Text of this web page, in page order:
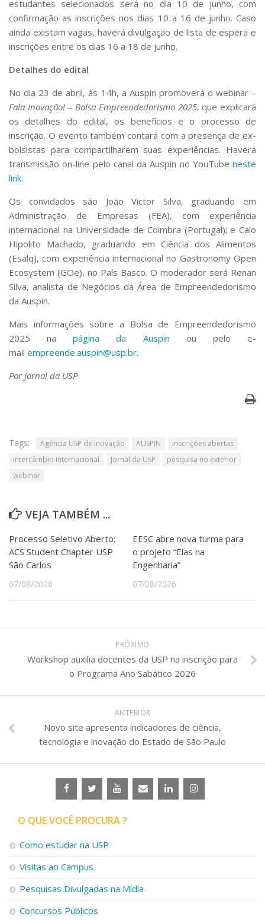
estudantes selecionados será no dia 10 de junho, com
confirmação as inscrições nos dias 10 a 16 de junho. Caso
ainda existam vagas, haverá divulgação de lista de espera e
inscrições entre os dias 16 a 18 de junho.
Detalhes do edital
No dia 23 de abril, às 14h, a Auspin promoverá o webinar –
Fala Inovação!– Bolsa Empreendedorismo 2025, que explicará
os detalhes do edital, os benefícios e o processo de
inscrição. O evento também contará com a presença de ex-
bolsistas para compartilharem suas experiências. Haverá
transmissão on-line pelo canal da Auspin no YouTube neste
link.
Os convidados são João Victor Silva, graduando em
Administração de Empresas (FEA), com experiência
internacional na Universidade de Coimbra (Portugal); e Caio
Hipolito Machado, graduando em Ciência dos Alimentos
(Esalq), com experiência internacional no Gastronomy Open
Ecosystem (GOe), no País Basco. O moderador será Renan
Silva, analista de Negócios da Área de Empreendedorismo
da Auspin.
Mais informações sobre a Bolsa de Empreendedorismo
2025 napágina da Auspin ou pelo e-
mail empreende.auspin@usp.br.
Por Jornal da USP
Tags: Agência USP de Inovação AUSPIN
inscrições abertas
intercâmbio internacional
Jornal da USP
pesquisa no exterior
webinar
VEJA TAMBÉM ...
Processo Seletivo Aberto:
ACS Student Chapter USP
São Carlos
07/08/2026
EESC abre nova turma para
o projeto “Elas na
Engenharia”
07/08/2026
PRÓXIMO
Workshop auxilia docentes da USP na inscrição para
o Programa Ano Sabático 2026
ANTERIOR
Novo site apresenta indicadores de ciência,
tecnologia e inovação do Estado de São Paulo
O QUE VOCÊ PROCURA ?
Como estudar na USP
Visitas ao Campus
Pesquisas Divulgadas na Mídia
Concursos Públicos